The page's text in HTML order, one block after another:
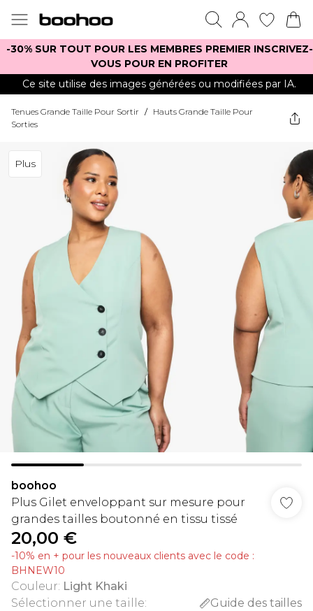
-30% SUR TOUT POUR LES MEMBRES PREMIER INSCRIVEZ-
VOUS POUR EN PROFITER
Ce site utilise des images générées ou modifiées par IA.
Tenues Grande Taille Pour Sortir / Hauts Grande Taille Pour
Sorties
Plus
boohoo
Plus Gilet enveloppant sur mesure pour
grandes tailles boutonné en tissu tissé
20,00 €
-10% en + pour les nouveaux clients avec le code :
BHNEW10
Couleur: Light Khaki
Sélectionner une taille:
Guide des tailles